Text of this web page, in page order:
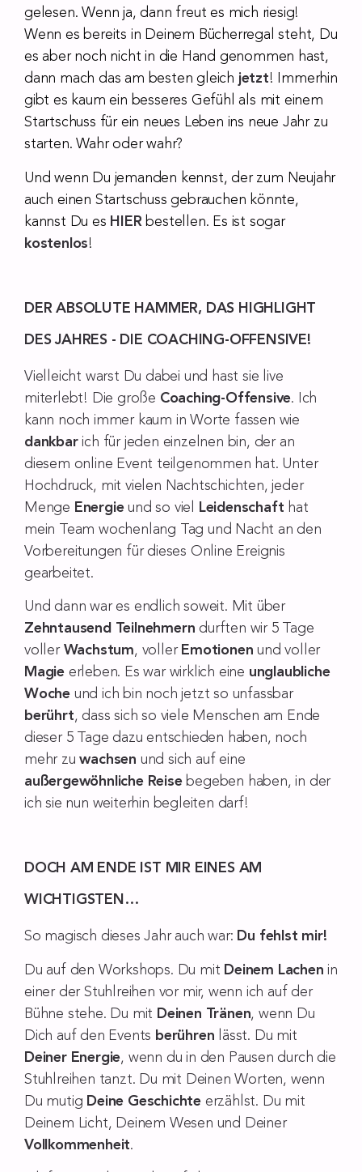
gelesen. Wenn ja, dann freut es mich riesig!
Wenn es bereits in Deinem Bücherregal steht, Du
es aber noch nicht in die Hand genommen hast,
dann mach das am besten gleich jetzt! Immerhin
gibt es kaum ein besseres Gefühl als mit einem
Startschuss für ein neues Leben ins neue Jahr zu
starten. Wahr oder wahr?
Und wenn Du jemanden kennst, der zum Neujahr
auch einen Startschuss gebrauchen könnte,
kannst Du es HIER bestellen. Es ist sogar
kostenlos!
DER ABSOLUTE HAMMER, DAS HIGHLIGHT
DES JAHRES - DIE COACHING-OFFENSIVE!
Vielleicht warst Du dabei und hast sie live
miterlebt! Die große Coaching-Offensive. Ich
kann noch immer kaum in Worte fassen wie
dankbarich für jeden einzelnen bin, der an
diesem online Event teilgenommen hat. Unter
Hochdruck, mit vielen Nachtschichten, jeder
Menge Energieund so viel Leidenschaft hat
mein Team wochenlang Tag und Nacht an den
Vorbereitungen für dieses Online Ereignis
gearbeitet.
Und dann war es endlich soweit. Mit über
Zehntausend Teilnehmern durften wir 5 Tage
voller Wachstum, voller Emotionen und voller
Magie erleben. Es war wirklich eine unglaubliche
Woche und ich bin noch jetzt so unfassbar
berührt, dass sich so viele Menschen am Ende
dieser 5 Tage dazu entschieden haben, noch
mehr zuwachsen und sich auf eine
außergewöhnliche Reisebegeben haben, in der
ich sie nun weiterhin begleiten darf!
DOCH AM ENDE IST MIR EINES AM
WICHTIGSTEN…
So magisch dieses Jahr auch war: Du fehlst mir!
Du auf den Workshops. Du mit Deinem Lachen in
einer der Stuhlreihen vor mir, wenn ich auf der
Bühne stehe. Du mit Deinen Tränen, wenn Du
Dich auf den Events berühren lässt. Du mit
Deiner Energie, wenn du in den Pausen durch die
Stuhlreihen tanzt. Du mit Deinen Worten, wenn
Du mutig Deine Geschichte erzählst. Du mit
Deinem Licht, Deinem Wesen und Deiner
Vollkommenheit.